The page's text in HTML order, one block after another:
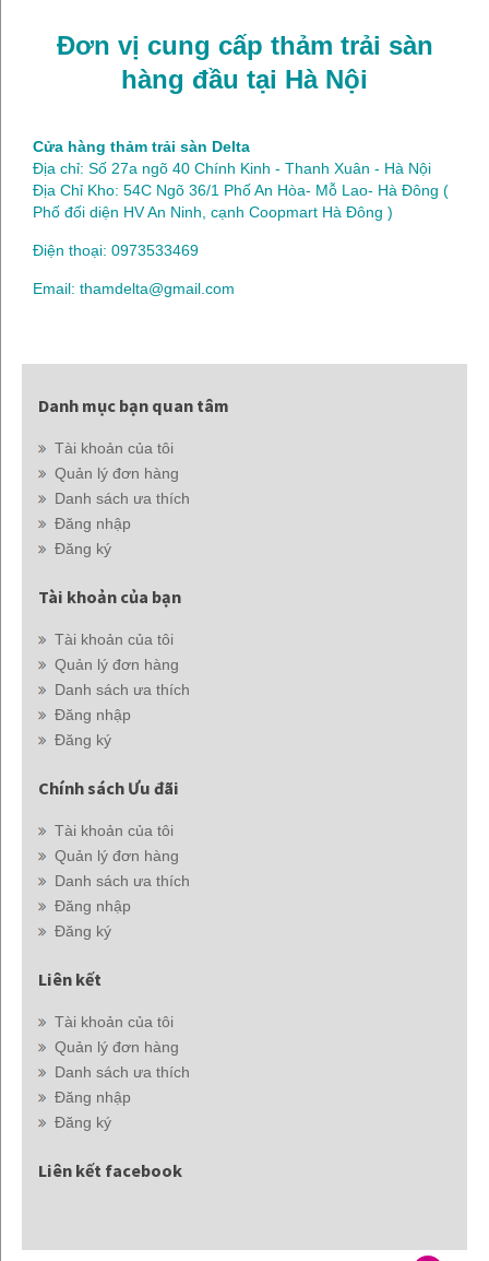
Đơn vị cung cấp thảm trải sàn
hàng đầu tại Hà Nội
Cửa hàng thảm trải sàn Delta
Địa chỉ: Số 27a ngõ 40 Chính Kinh - Thanh Xuân - Hà Nội
Địa Chỉ Kho: 54C Ngõ 36/1 Phố An Hòa- Mỗ Lao- Hà Đông (
Phố đối diện HV An Ninh, cạnh Coopmart Hà Đông )
Điện thoại: 0973533469
Email: thamdelta@gmail.com
Danh mục bạn quan tâm
Tài khoản của tôi
Quản lý đơn hàng
Danh sách ưa thích
Đăng nhập
Đăng ký
Tài khoản của bạn
Tài khoản của tôi
Quản lý đơn hàng
Danh sách ưa thích
Đăng nhập
Đăng ký
Chính sách Ưu đãi
Tài khoản của tôi
Quản lý đơn hàng
Danh sách ưa thích
Đăng nhập
Đăng ký
Liên kết
Tài khoản của tôi
Quản lý đơn hàng
Danh sách ưa thích
Đăng nhập
Đăng ký
Liên kết facebook